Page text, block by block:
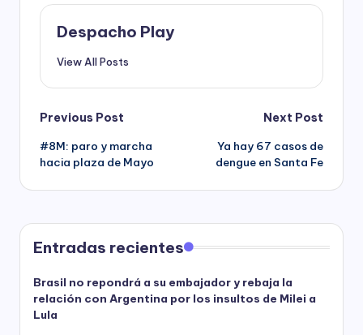
Despacho Play
View All Posts
Post
navigation
Previous Post
#8M: paro y marcha
hacia plaza de Mayo
Next Post
Ya hay 67 casos de
dengue en Santa Fe
Entradas recientes
Brasil no repondrá a su embajador y rebaja la
relación con Argentina por los insultos de Milei a
Lula